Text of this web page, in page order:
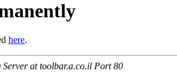
here.
at toolbar.a.co.il Port 80